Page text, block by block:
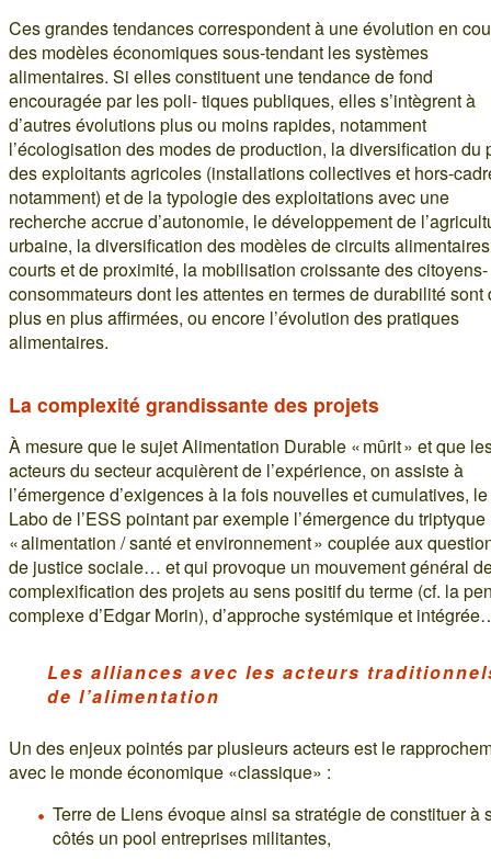
Ces grandes tendances correspondent à une évolution en
des modèles économiques sous-tendant les systèmes
alimentaires. Si elles constituent une tendance de fond
encouragée par les poli- tiques publiques, elles s’intègrent à
d’autres évolutions plus ou moins rapides, notamment
l’écologisation des modes de production, la diversification du
des exploitants agricoles (installations collectives et hors-
notamment) et de la typologie des exploitations avec une
recherche accrue d’autonomie, le développement de
urbaine, la diversification des modèles de circuits alimentaires
courts et de proximité, la mobilisation croissante des citoyens-
consommateurs dont les attentes en termes de durabilité sont
plus en plus affirmées, ou encore l’évolution des pratiques
alimentaires.
La complexité grandissante des projets
À mesure que le sujet Alimentation Durable « mûrit » et que
acteurs du secteur acquièrent de l’expérience, on assiste à
l’émergence d’exigences à la fois nouvelles et cumulatives, le
Labo de l’ESS pointant par exemple l’émergence du triptyque
« alimentation / santé et environnement » couplée aux
de justice sociale… et qui provoque un mouvement général
complexification des projets au sens positif du terme (cf. la
complexe d’Edgar Morin), d’approche systémique et
Les alliances avec les acteurs
de l’alimentation
Un des enjeux pointés par plusieurs acteurs est le
avec le monde économique «classique» :
Terre de Liens évoque ainsi sa stratégie de constituer à
côtés un pool entreprises militantes,